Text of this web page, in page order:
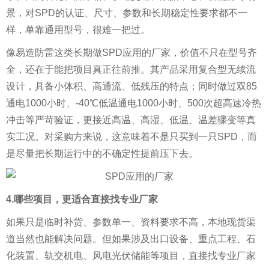
景，对SPD的认证、尺寸、参数和长期稳定性要求都不一
样，单靠通用型号，很难一把过。
像易造防雷这类长期做SPD应用的厂家，价值不只在型号齐
全，还在于能把项目真正往前推。其产品采用复合型无续流
设计，具备小体积、高通流、低残压的特点；同时做过双85
通电1000小时、-40℃低温通电1000小时、500次超高速冷热
冲击等严苛验证，更接近高温、高湿、低温、温差骤变等真
实工况。对采购方来说，这意味着不是只买到一只SPD，而
是尽量把长期运行中的不确定性提前压下去。
4.哪些项目，更适合直接找专业厂家
如果只是临时补货、参数单一、资料要求不高，本地现货渠
道当然也能解决问题。但如果涉及出口设备、重点工程、石
化装置、轨交机电、风电光伏储能等项目，直接找专业厂家